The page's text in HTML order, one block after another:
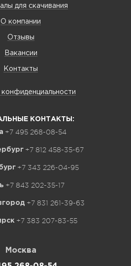
для скачивания
О компании
Отзывы
Вакансии
Контакты
конфиденциальности
КОНТАКТЫ:
+7 495 268-08-54
+7 812 458-35-67
+7 343 226-04-95
+7 843 202-35-17
+7 831 261-39-63
+7 383 207-83-55
Москва